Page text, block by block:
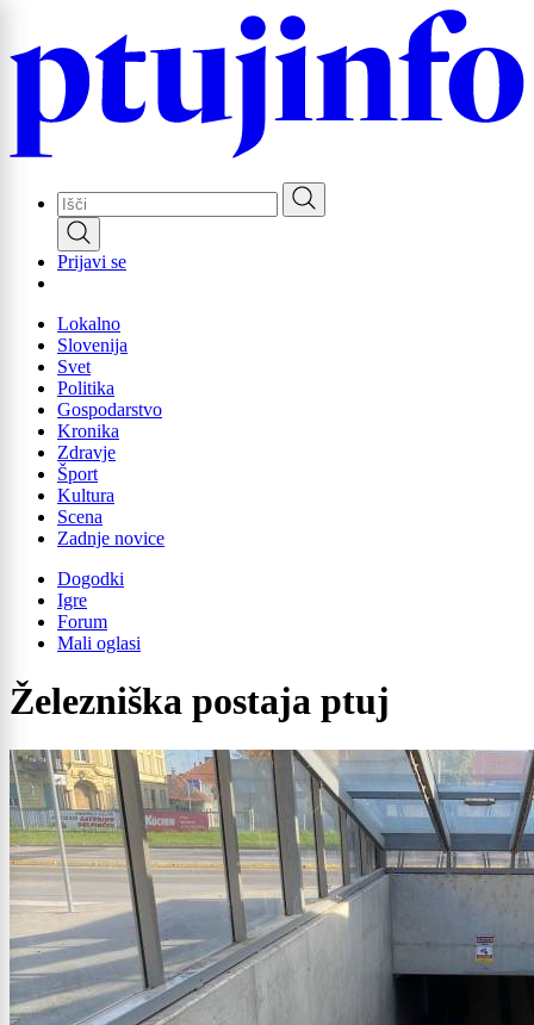
main
Prijavi se
Lokalno
Slovenija
Svet
Politika
Gospodarstvo
Kronika
Zdravje
Šport
Kultura
Scena
Zadnje novice
Dogodki
Igre
Forum
Mali oglasi
Železniška postaja ptuj